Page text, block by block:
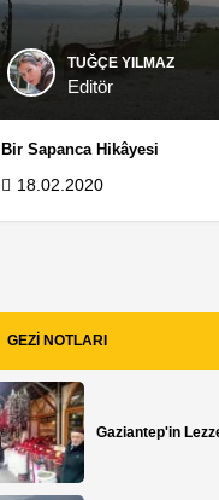
TUĞÇE YILMAZ
Editör
Bir Sapanca Hikâyesi
18.02.2020
GEZI NOTLARI
Gaziantep'in